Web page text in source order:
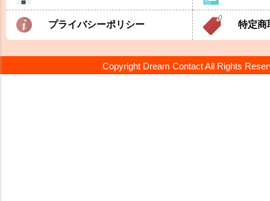
プライバシーポリシー 特定商
Copyright Dream Contact All Rights